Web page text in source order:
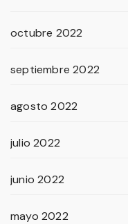
octubre 2022
septiembre 2022
agosto 2022
julio 2022
junio 2022
mayo 2022